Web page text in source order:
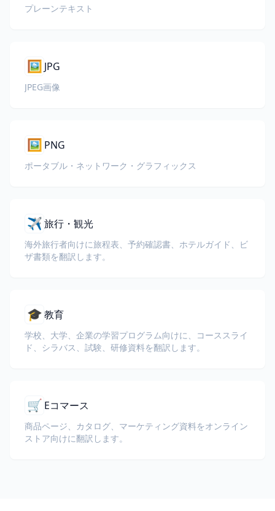
プレーンテキスト
🖼️ JPG
JPEG画像
🖼️ PNG
ポータブル・ネットワーク・グラフィックス
✈️旅行・観光
海外旅行者向けに旅程表、予約確認書、ホテルガイド、ビ
ザ書類を翻訳します。
🎓教育
学校、大学、企業の学習プログラム向けに、コーススライ
ド、シラバス、試験、研修資料を翻訳します。
🛒 Eコマース
商品ページ、カタログ、マーケティング資料をオンライン
ストア向けに翻訳します。